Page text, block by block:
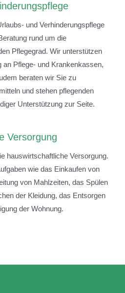
und Verhinderungspflege
rund um die
Pflegegrad. Wir unterstützen
an Pflege- und Krankenkassen,
beraten wir Sie zu
und stehen pflegenden
Unterstützung zur Seite.
Versorgung
hauswirtschaftliche Versorgung.
wie das Einkaufen von
von Mahlzeiten, das Spülen
der Kleidung, das Entsorgen
der Wohnung.